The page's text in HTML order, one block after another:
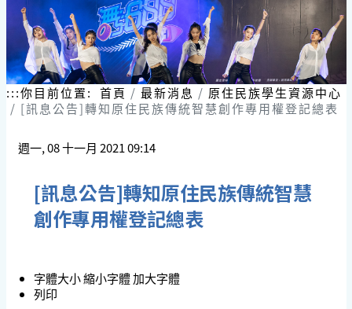
:::你目前位置: 首頁 最新消息
原住民族學生資源中心
[訊息公告]轉知原住民族傳統智慧創作專用權登記總表
週一, 08 十一月 2021 09:14
[訊息公告]轉知原住民族傳統智慧
創作專用權登記總表
字體大小縮小字體加大字體
列印